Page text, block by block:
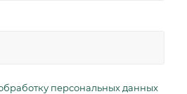
персональных данных